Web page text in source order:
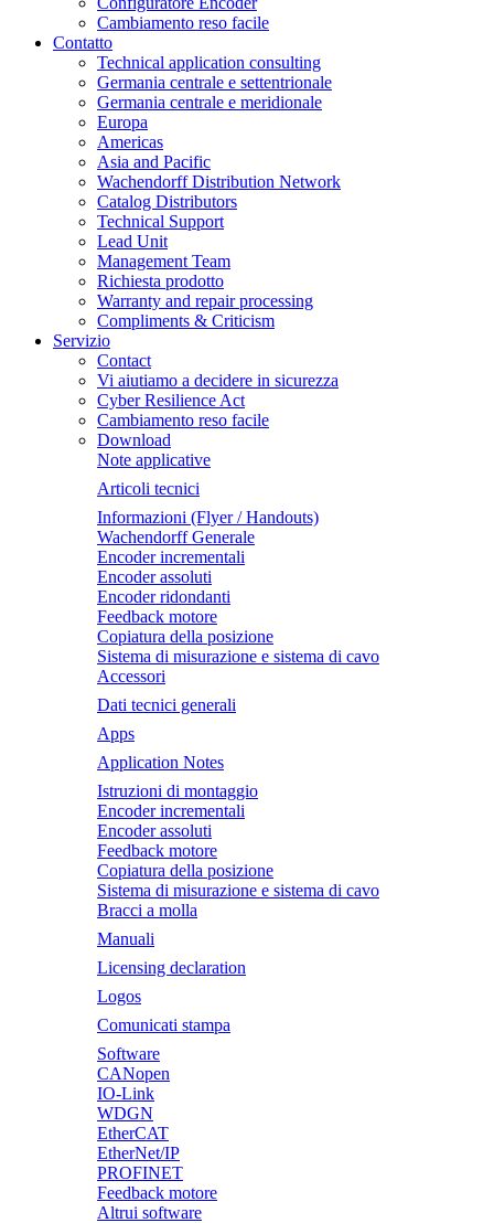
Cambiamento reso facile
Contatto
Technical application consulting
Germania centrale e settentrionale
Germania centrale e meridionale
Europa
Americas
Asia and Pacific
Wachendorff Distribution Network
Catalog Distributors
Technical Support
Lead Unit
Management Team
Richiesta prodotto
Warranty and repair processing
Compliments & Criticism
Servizio
Contact
Vi aiutiamo a decidere in sicurezza
Cyber Resilience Act
Cambiamento reso facile
Download
Note applicative
Articoli tecnici
Informazioni (Flyer / Handouts)
Wachendorff Generale
Encoder incrementali
Encoder assoluti
Encoder ridondanti
Feedback motore
Copiatura della posizione
Sistema di misurazione e sistema di cavo
Accessori
Dati tecnici generali
Apps
Application Notes
Istruzioni di montaggio
Encoder incrementali
Encoder assoluti
Feedback motore
Copiatura della posizione
Sistema di misurazione e sistema di cavo
Bracci a molla
Manuali
Licensing declaration
Logos
Comunicati stampa
Software
CANopen
IO-Link
WDGN
EtherCAT
EtherNet/IP
PROFINET
Feedback motore
Altrui software